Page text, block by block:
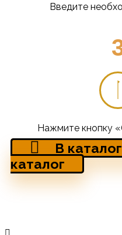
Введите
Нажмите кнопку
В каталог
каталог